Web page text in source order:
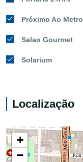
Próximo Ao Metro
Salao Gourmet
Solarium
Localização
+
−